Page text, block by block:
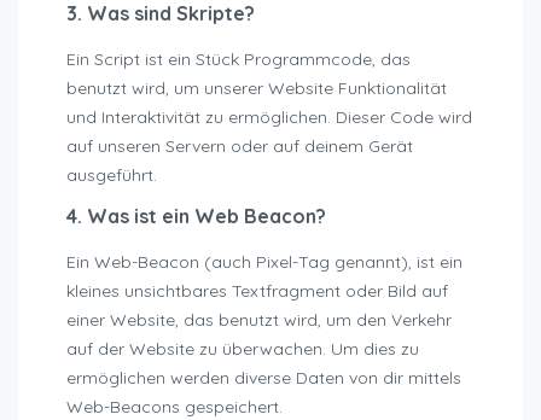
3. Was sind Skripte?
Ein Script ist ein Stück Programmcode, das
benutzt wird, um unserer Website Funktionalität
und Interaktivität zu ermöglichen. Dieser Code wird
auf unseren Servern oder auf deinem Gerät
ausgeführt.
4. Was ist ein Web Beacon?
Ein Web-Beacon (auch Pixel-Tag genannt), ist ein
kleines unsichtbares Textfragment oder Bild auf
einer Website, das benutzt wird, um den Verkehr
auf der Website zu überwachen. Um dies zu
ermöglichen werden diverse Daten von dir mittels
Web-Beacons gespeichert.